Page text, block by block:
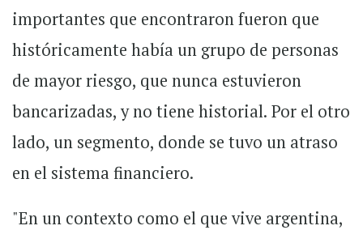
importantes que encontraron fueron que
históricamente había un grupo de personas
de mayor riesgo, que nunca estuvieron
bancarizadas, y no tiene historial. Por el otro
lado, un segmento, donde se tuvo un atraso
en el sistema financiero.
"En un contexto como el que vive argentina,